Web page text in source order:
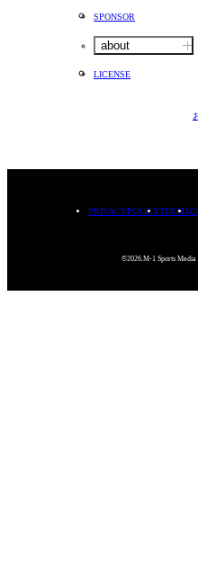
SPONSOR
about
LICENSE
PRIVACYPOLICYTERMS
©2026.M-1 Sports Media